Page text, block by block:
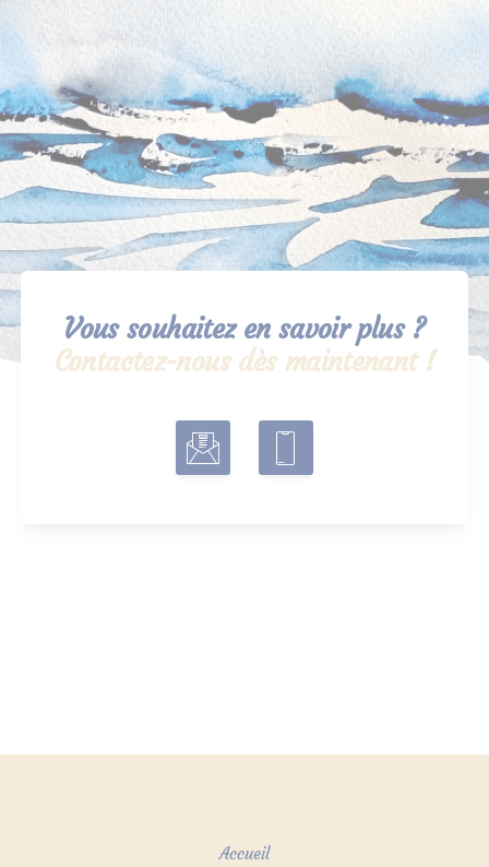
Vous souhaitez en savoir plus ?
Contactez-nous dès maintenant !
Accueil